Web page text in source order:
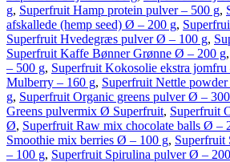
g, Superfruit Hamp protein pulver – 500 g,
afskallede (hemp seed) Ø – 200 g,
Superfruit Hvedegræs pulver Ø – 100 g,
Superfruit Kaffe Bønner Grønne Ø – 200 g,
– 500 g, Superfruit Kokosolie ekstra jomfru
Mulberry – 160 g, Superfruit Nettle
g, Superfruit Organic greens pulver Ø –
Greens pulvermix Ø Superfruit, Superfruit
Ø, Superfruit Raw mix chocolate balls Ø –
Smoothie mix berries Ø – 100 g, Superfruit
– 100 g, Superfruit Spirulina pulver Ø –